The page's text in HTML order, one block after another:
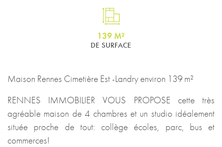
139 M²
DE SURFACE
Maison Rennes Cimetière Est -Landry environ 139 m²
RENNES IMMOBILIER VOUS PROPOSE cette très
agréable maison de 4 chambres et un studio idéalement
située proche de tout: collège écoles, parc, bus et
commerces!